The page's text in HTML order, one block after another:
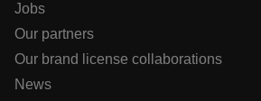
Jobs
Our partners
Our brand license collaborations
News